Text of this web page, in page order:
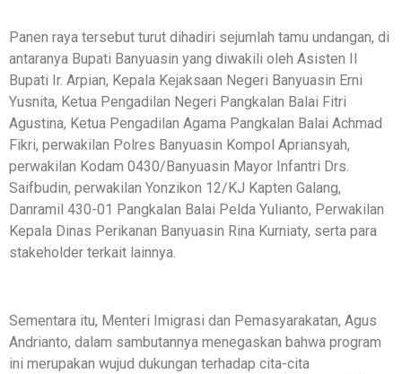
Panen raya tersebut turut dihadiri sejumlah tamu undangan, di
antaranya Bupati Banyuasin yang diwakili oleh Asisten II
Bupati Ir. Arpian, Kepala Kejaksaan Negeri Banyuasin Erni
Yusnita, Ketua Pengadilan Negeri Pangkalan Balai Fitri
Agustina, Ketua Pengadilan Agama Pangkalan Balai Achmad
Fikri, perwakilan Polres Banyuasin Kompol Apriansyah,
perwakilan Kodam 0430/Banyuasin Mayor Infantri Drs.
Saifbudin, perwakilan Yonzikon 12/KJ Kapten Galang,
Danramil 430-01 Pangkalan Balai Pelda Yulianto, Perwakilan
Kepala Dinas Perikanan Banyuasin Rina Kurniaty, serta para
stakeholder terkait lainnya.
Sementara itu, Menteri Imigrasi dan Pemasyarakatan, Agus
Andrianto, dalam sambutannya menegaskan bahwa program
ini merupakan wujud dukungan terhadap cita-cita